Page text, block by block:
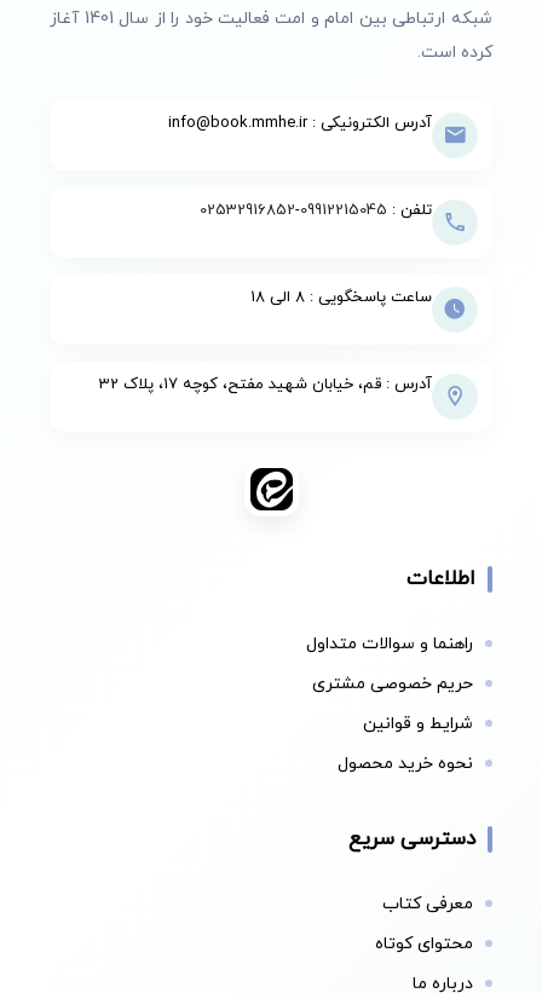
شبکه ارتباطی بین امام و امت فعالیت خود را از سال 1401 آغاز
کرده است.
آدرس الکترونیکی : info@book.mmhe.ir
تلفن : 09912215045
-
02532916852
ساعت پاسخگویی : 8 الی 18
آدرس : قم، خیابان شهید مفتح، کوچه 17، پلاک 32
اطلاعات
راهنما و سوالات متداول
حریم خصوصی مشتری
شرایط و قوانین
نحوه خرید محصول
دسترسی سریع
معرفی کتاب
محتوای کوتاه
درباره ما